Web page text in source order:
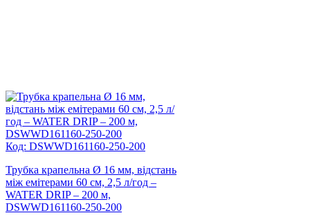
Код: DSWWD161160-250-200
Трубка крапельна Ø 16 мм, відстань
між емітерами 60 см, 2,5 л/год –
WATER DRIP – 200 м,
DSWWD161160-250-200